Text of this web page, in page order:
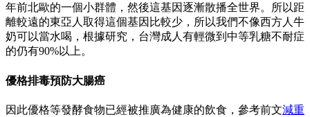
年前北歐的一個小群體，然後這基因逐漸散播全世界。所以距
離較遠的東亞人取得這個基因比較少，所以我們不像西方人牛
奶可以當水喝，根據研究，台灣成人有輕微到中等乳糖不耐症
的仍有90%以上。
優格排毒預防大腸癌
因此優格等發酵食物已經被推廣為健康的飲食，參考前文減重